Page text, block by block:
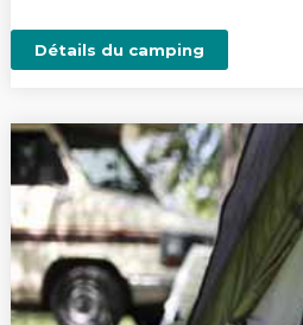
Détails du camping